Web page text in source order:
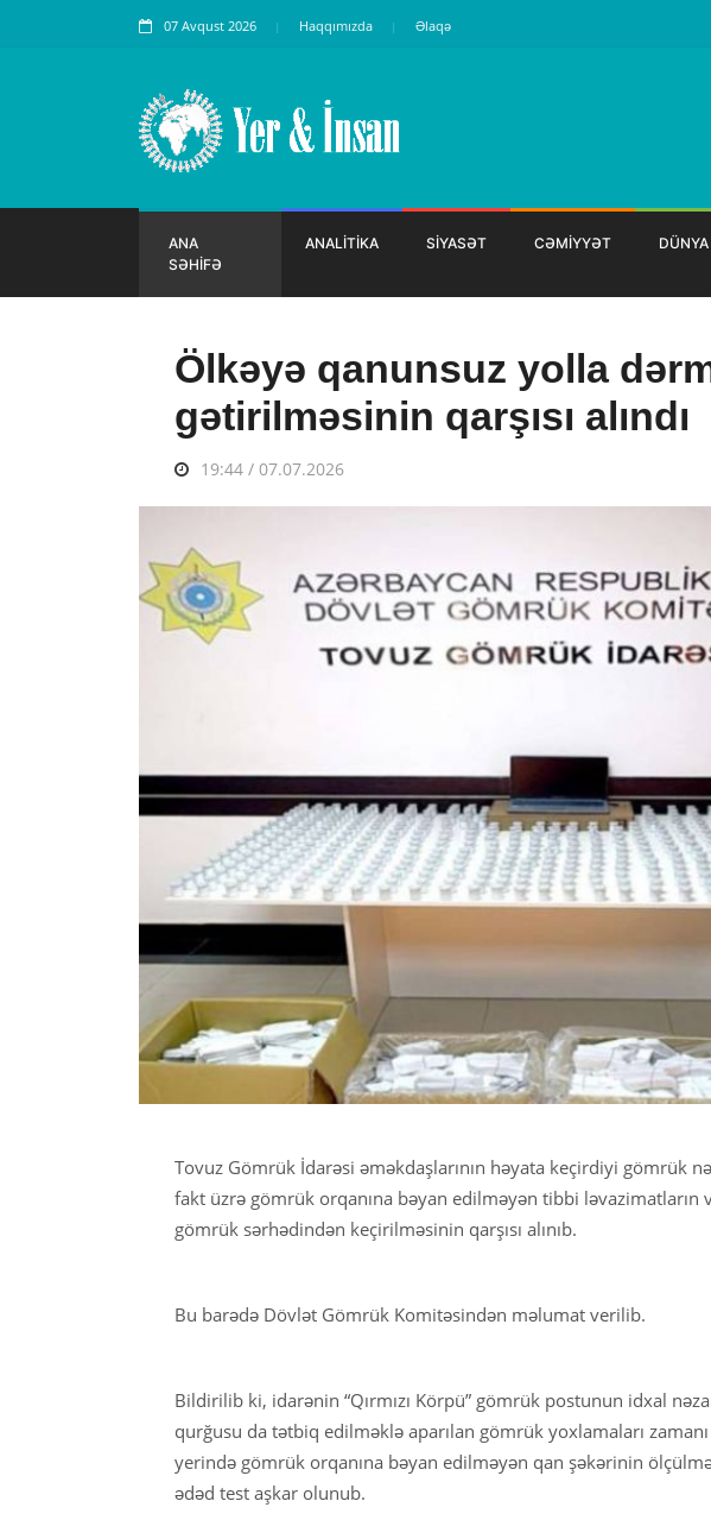
07 Avqust 2026 Haqqımızda Əlaqə
ANA
SƏHİFƏ
ANALİTİKA SİYASƏT CƏMİYYƏT DÜNYA
Ölkəyə qanunsuz yolla
gətirilməsinin qarşısı alındı
19:44 / 07.07.2026
Tovuz Gömrük İdarəsi əməkdaşlarının həyata keçirdiyi gömrük
fakt üzrə gömrük orqanına bəyan edilməyən tibbi ləvazimatların
gömrük sərhədindən keçirilməsinin qarşısı alınıb.
Bu barədə Dövlət Gömrük Komitəsindən məlumat verilib.
Bildirilib ki, idarənin “Qırmızı Körpü” gömrük postunun idxal
qurğusu da tətbiq edilməklə aparılan gömrük yoxlamaları
yerində gömrük orqanına bəyan edilməyən qan şəkərinin
ədəd test aşkar olunub.